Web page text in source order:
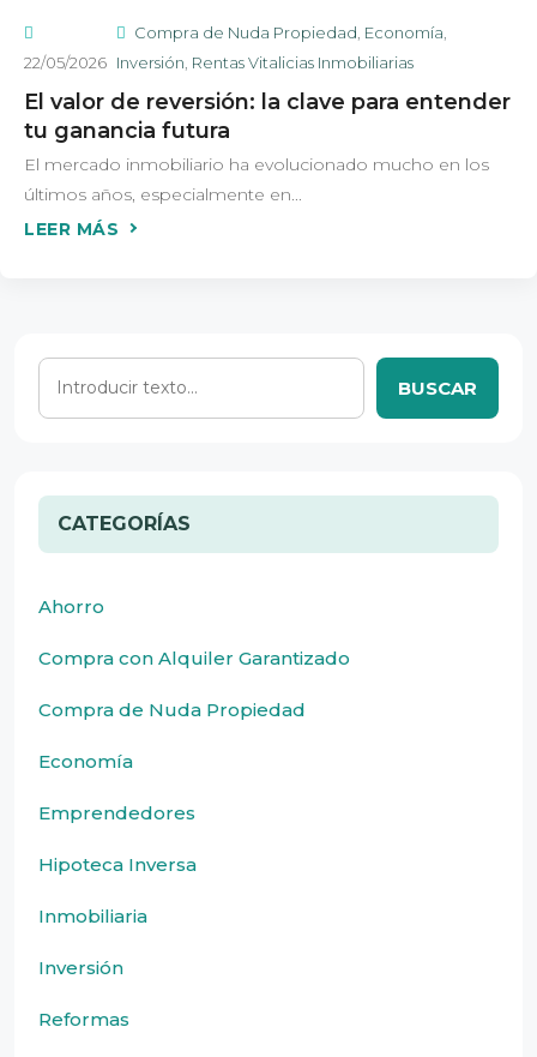
22/05/2026
Compra de Nuda Propiedad Economía
Inversión Rentas Vitalicias Inmobiliarias
El valor de reversión: la clave para entender
tu ganancia futura
El mercado inmobiliario ha evolucionado mucho en los
últimos años, especialmente en...
BUSCAR
CATEGORÍAS
Ahorro
Compra con Alquiler Garantizado
Compra de Nuda Propiedad
Economía
Emprendedores
Hipoteca Inversa
Inmobiliaria
Inversión
Reformas